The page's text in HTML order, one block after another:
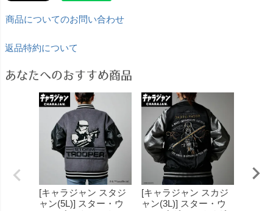
商品についてのお問い合わせ
返品特約について
あなたへのおすすめ商品
[キャラジャン スタジ
ャン(5L)] スター・ウ
[キャラジャン スカジ
ャン(3L)] スター・ウ